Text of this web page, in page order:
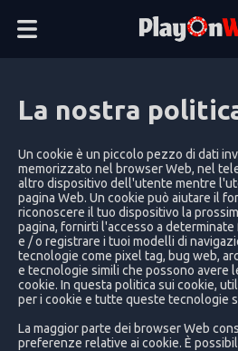
La nostra
Un cookie è un piccolo pezzo di dati
memorizzato nel browser Web, nel
altro dispositivo dell'utente mentre
pagina Web. Un cookie può aiutare il
riconoscere il tuo dispositivo la
pagina, fornirti l'accesso a
e / o registrare i tuoi modelli di
tecnologie come pixel tag, bug web,
e tecnologie simili che possono avere
cookie. In questa politica sui cookie,
per i cookie e tutte queste tecnologie
La maggior parte dei browser Web
preferenze relative ai cookie. È